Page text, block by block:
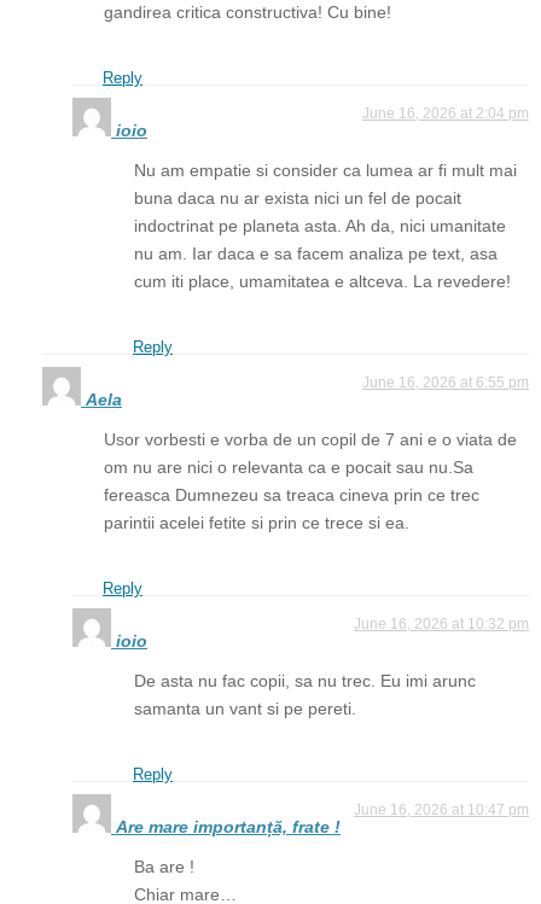
gandirea critica constructiva! Cu bine!
Reply
ioio
June 16, 2026 at 2:04 pm
Nu am empatie si consider ca lumea ar fi mult mai
buna daca nu ar exista nici un fel de pocait
indoctrinat pe planeta asta. Ah da, nici umanitate
nu am. Iar daca e sa facem analiza pe text, asa
cum iti place, umamitatea e altceva. La revedere!
Reply
Aela
June 16, 2026 at 6:55 pm
Usor vorbesti e vorba de un copil de 7 ani e o viata de
om nu are nici o relevanta ca e pocait sau nu.Sa
fereasca Dumnezeu sa treaca cineva prin ce trec
parintii acelei fetite si prin ce trece si ea.
Reply
ioio
June 16, 2026 at 10:32 pm
De asta nu fac copii, sa nu trec. Eu imi arunc
samanta un vant si pe pereti.
Reply
Are mare importanță, frate !
June 16, 2026 at 10:47 pm
Ba are !
Chiar mare…